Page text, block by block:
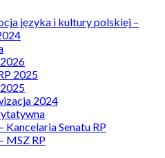
języka i kultury polskiej –
2025
2024
Kancelaria Senatu RP
MSZ RP